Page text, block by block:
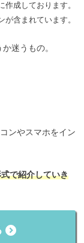
成しております。
含まれています。
迷うもの。
ンやスマホをイン
で紹介していき